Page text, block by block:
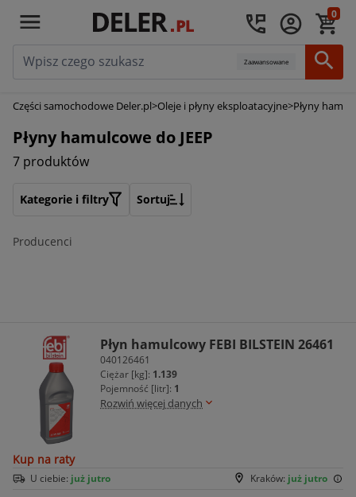
0
Zaawansowane
Części samochodowe Deler.pl>Oleje i płyny eksploatacyjne>Płyny
Płyny hamulcowe do JEEP
7 produktów
Kategorie i filtry Sortuj
Producenci
Płyn hamulcowy FEBI BILSTEIN 26461
040126461
Ciężar [kg]: 1.139
Pojemność [litr]: 1
Rozwiń więcej danych
Kup na raty
Kraków: już jutro
U ciebie: już jutro